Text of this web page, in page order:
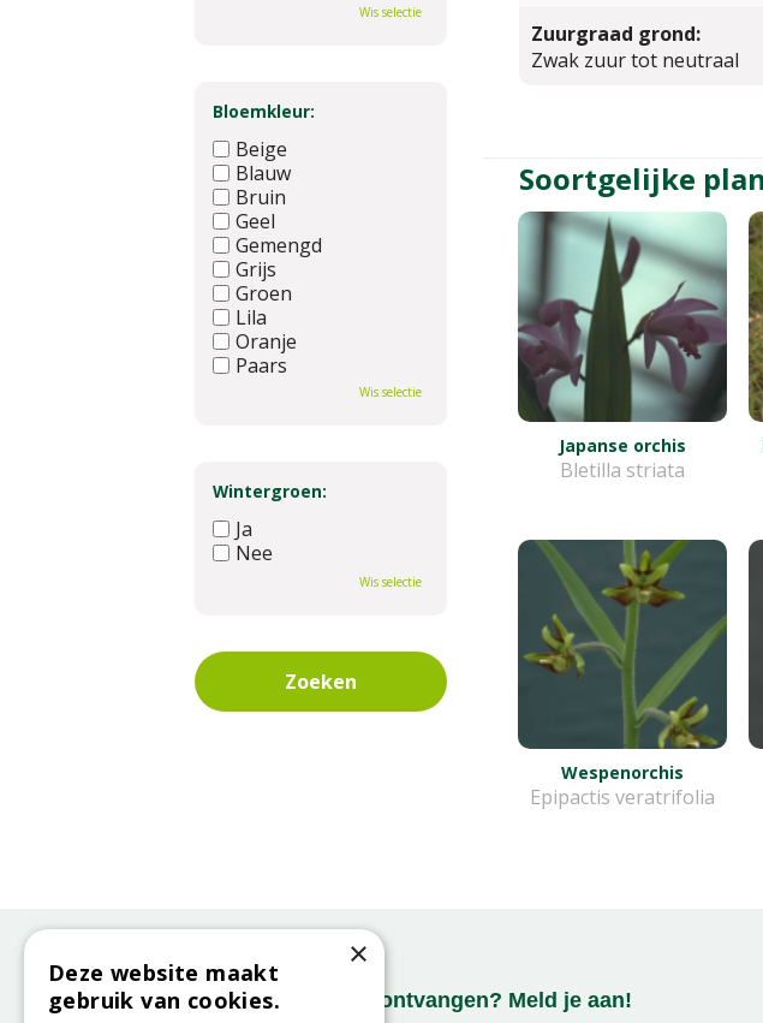
Zuurgraad grond:
Zwak zuur tot neutraal
Soortgelijke
Japanse orchis
Bletilla striata
Wespenorchis
Epipactis veratrifolia
Wis selectie
Bloemkleur:
Beige
Blauw
Bruin
Geel
Gemengd
Grijs
Groen
Lila
Oranje
Paars
Wis selectie
Wintergroen:
Ja
Nee
Wis selectie
Onze nieuwsbrief ontvangen? Meld je aan!
×
Deze website maakt
gebruik van cookies.